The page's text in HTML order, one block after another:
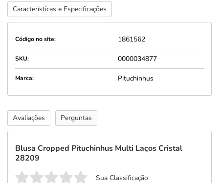
Características e Especificações
Código no site: 1861562
SKU: 0000034877
Marca: Pituchinhus
Avaliações Perguntas
Blusa Cropped Pituchinhus Multi Laços Cristal
28209
Sua Classificação